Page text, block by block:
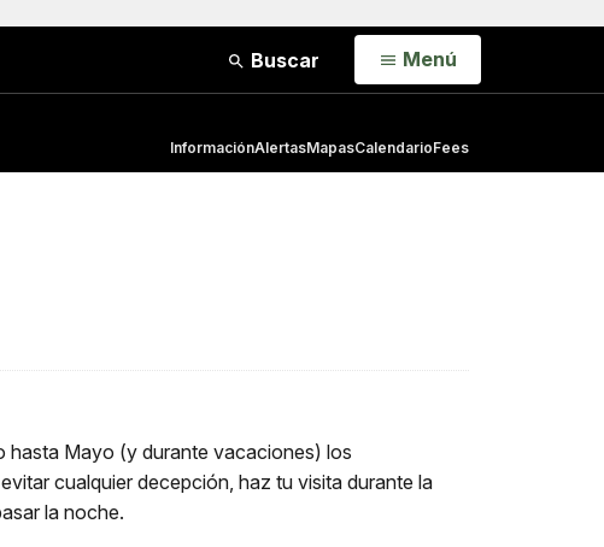
Buscar Open
Menú
InformaciónAlertasMapasCalendarioFees
hasta Mayo (y durante vacaciones) los
cualquier decepción, haz tu visita durante la
la noche.